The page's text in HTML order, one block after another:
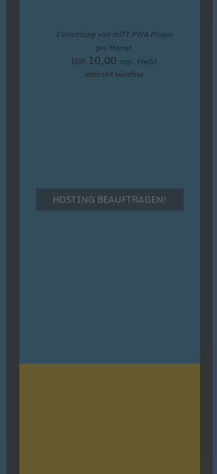
Einrichtung von miTT PWA Plugin
pro Monat
EUR 10,00 zzgl. MwSt
jederzeit kündbar
HOSTING BEAUFTRAGEN!